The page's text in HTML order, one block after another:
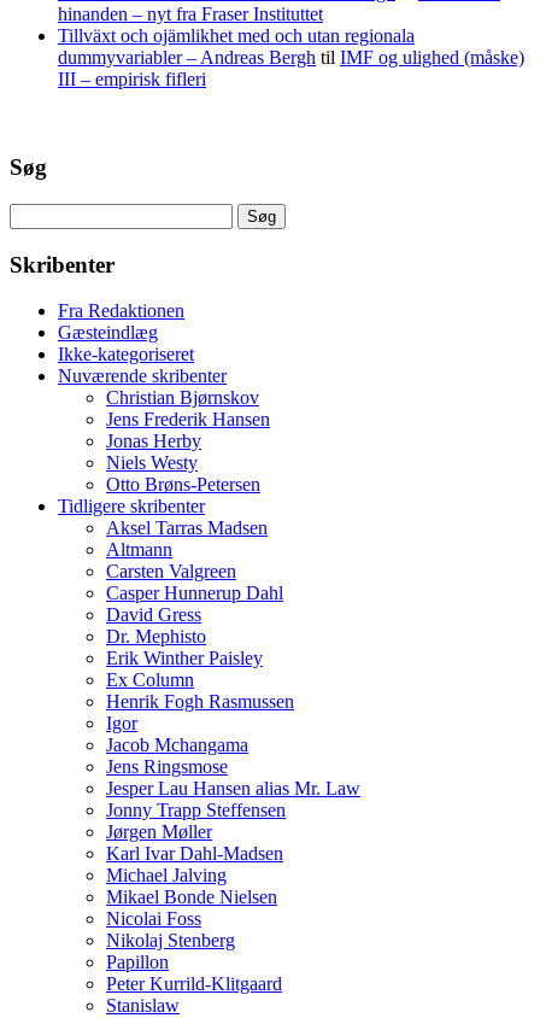
hinanden – nyt fra Fraser Instituttet
Tillväxt och ojämlikhet med och utan regionala
dummyvariabler – Andreas Bergh til IMF og ulighed (måske)
III – empirisk fifleri
Søg
efter:
Skribenter
Fra Redaktionen
Gæsteindlæg
Ikke-kategoriseret
Nuværende skribenter
Christian Bjørnskov
Jens Frederik Hansen
Jonas Herby
Niels Westy
Otto Brøns-Petersen
Tidligere skribenter
Aksel Tarras Madsen
Altmann
Carsten Valgreen
Casper Hunnerup Dahl
David Gress
Dr. Mephisto
Erik Winther Paisley
Ex Column
Henrik Fogh Rasmussen
Igor
Jacob Mchangama
Jens Ringsmose
Jesper Lau Hansen alias Mr. Law
Jonny Trapp Steffensen
Jørgen Møller
Karl Ivar Dahl-Madsen
Michael Jalving
Mikael Bonde Nielsen
Nicolai Foss
Nikolaj Stenberg
Papillon
Peter Kurrild-Klitgaard
Stanislaw